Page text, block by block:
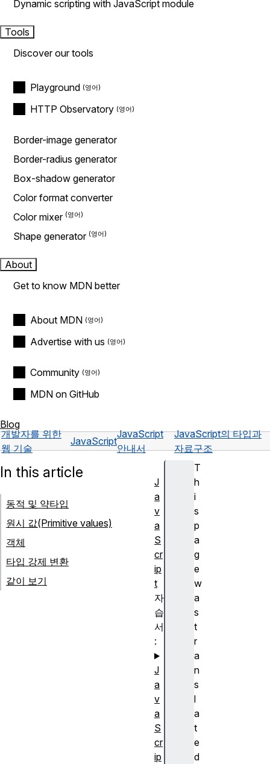
Dynamic scripting with JavaScript module
Tools
Discover our tools
Playground
HTTP Observatory
Border-image generator
Border-radius generator
Box-shadow generator
Color format converter
Color mixer
Shape generator
About
Get to know MDN better
About MDN
Advertise with us
Community
MDN on GitHub
Blog
개발자를 위한
웹 기술
JavaScript
JavaScript
안내서
JavaScript의 타입과
자료구조
T
h
i
s
p
a
g
e
w
a
s
t
r
a
n
s
l
a
t
e
d
In this article
동적 및 약타입
원시 값(Primitive values)
객체
타입 강제 변환
같이 보기
J
a
v
a
S
cr
ip
t
자
습
서
:
J
a
v
a
S
cr
ip